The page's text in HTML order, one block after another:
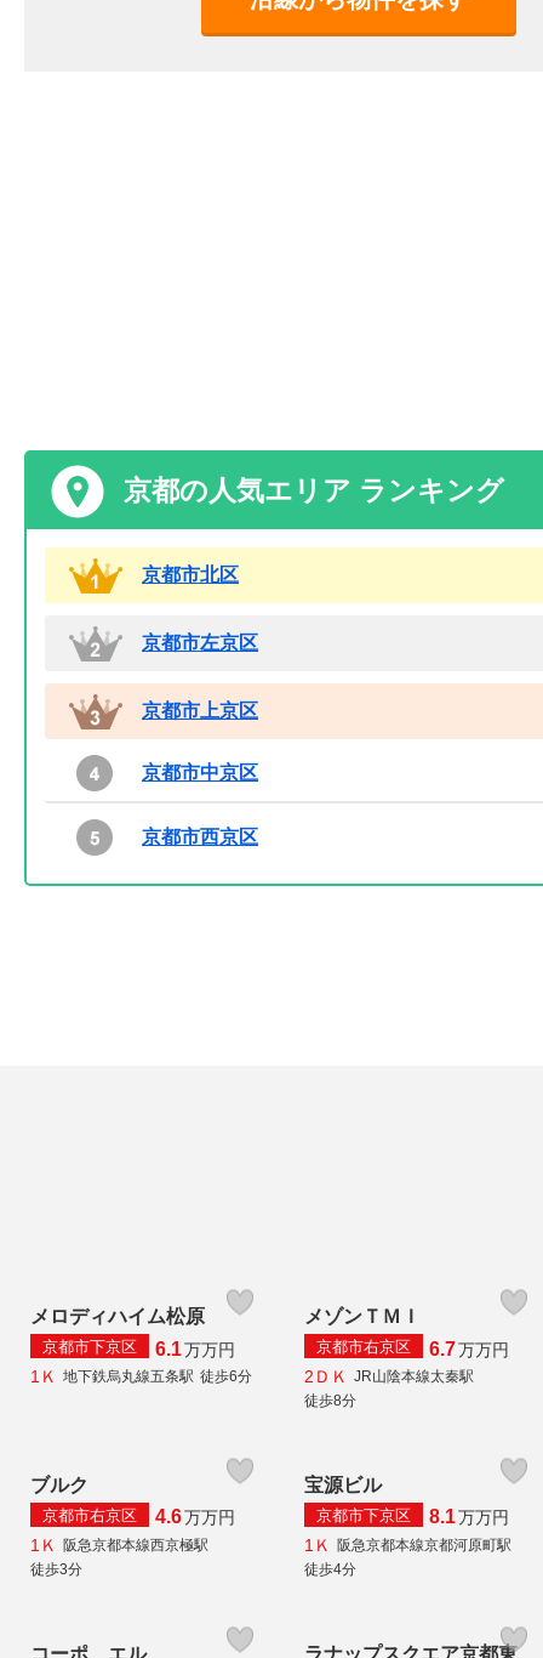
京都の人気エリア ランキング
京都市北区
京都市左京区
京都市上京区
京都市中京区
京都市西京区
メロディハイム松原
京都市下京区 6.1万万円
1Ｋ
地下鉄烏丸線五条駅 徒歩6分
メゾンＴＭＩ
京都市右京区 6.7万万円
2ＤＫ
JR山陰本線太秦駅
徒歩8分
ブルク
京都市右京区 4.6万万円
1Ｋ
阪急京都本線西京極駅
徒歩3分
宝源ビル
京都市下京区 8.1万万円
1Ｋ
阪急京都本線京都河原町駅
徒歩4分
コーポ エル
ラナップスクエア京都東